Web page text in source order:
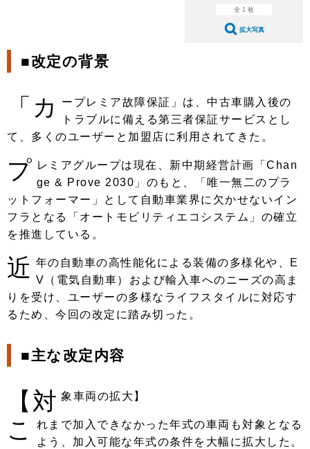
カーメーカー「旧車」関連プロジェ
クト
コラム
ショップレポート
レストア
インタビュー
イベント告知 イベントレポート
全 1 枚
拡大写真
■改定の背景
「カ
ープレミア故障保証」は、中古車購入後の
トラブルに備える第三者保証サービスとし
て、多くのユーザーと加盟店に利用されてきた。
プ レミアグループは現在、新中期経営計画「Chan
ge & Prove 2030」のもと、「唯一無二のプラ
ットフォーマー」として自動車業界に欠かせないイン
フラとなる「オートモビリティエコシステム」の確立
を推進している。
近 年の自動車の高性能化による装備の多様化や、E
V（電気自動車）および輸入車へのニーズの高ま
りを受け、ユーザーの多様なライフスタイルに対応す
るため、今回の改定に踏み切った。
■主な改定内容
【対 象車両の拡大】
こ
れまで加入できなかった年式の車両も対象となる
よう、加入可能な年式の条件を大幅に拡大した。